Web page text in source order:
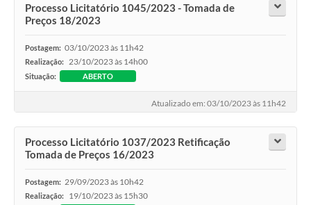
Processo Licitatório 1045/2023 - Tomada de
Preços 18/2023
Postagem: 03/10/2023 às 11h42
Realização: 23/10/2023 às 14h00
Situação: ABERTO
Atualizado em: 03/10/2023 às 11h42
Processo Licitatório 1037/2023 Retificação
Tomada de Preços 16/2023
Postagem: 29/09/2023 às 10h42
Realização: 19/10/2023 às 15h30